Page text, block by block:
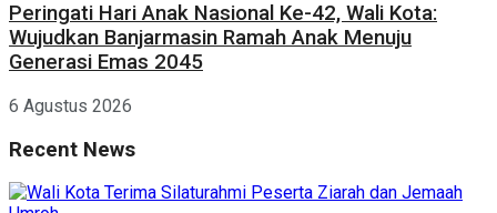
Peringati Hari Anak Nasional Ke-42, Wali Kota:
Wujudkan Banjarmasin Ramah Anak Menuju
Generasi Emas 2045
6 Agustus 2026
Recent News